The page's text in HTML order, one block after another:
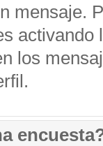
mensaje.
los